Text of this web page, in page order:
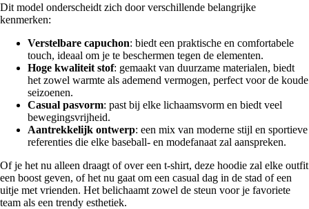
Dit model onderscheidt zich door verschillende belangrijke
kenmerken:
Verstelbare capuchon: biedt een praktische en comfortabele
touch, ideaal om je te beschermen tegen de elementen.
Hoge kwaliteit stof: gemaakt van duurzame materialen, biedt
het zowel warmte als ademend vermogen, perfect voor de koude
seizoenen.
Casual pasvorm: past bij elke lichaamsvorm en biedt veel
bewegingsvrijheid.
Aantrekkelijk ontwerp: een mix van moderne stijl en sportieve
referenties die elke baseball- en modefanaat zal aanspreken.
Of je het nu alleen draagt of over een t-shirt, deze hoodie zal elke outfit
een boost geven, of het nu gaat om een casual dag in de stad of een
uitje met vrienden. Het belichaamt zowel de steun voor je favoriete
team als een trendy esthetiek.